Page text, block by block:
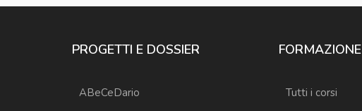
PROGETTI E DOSSIER
ABeCeDario
FORMAZIONE
Tutti i corsi